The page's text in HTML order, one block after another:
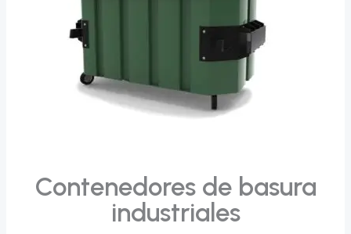
Contenedores de basura
industriales